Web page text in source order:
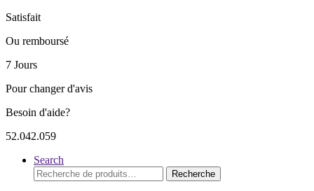
Satisfait
Ou remboursé
7 Jours
Pour changer d'avis
Besoin d'aide?
52.042.059
Search
Recherche
pour :
Recherche